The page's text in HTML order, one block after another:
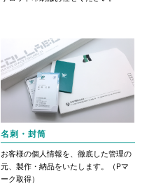
名刺・封筒
お客様の個人情報を、徹底した管理の
元、製作・納品をいたします。（Pマ
ーク取得）